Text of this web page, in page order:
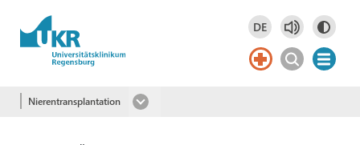
Springe zum Hauptinhalt DE
Deutsch
DE
Nierentransplantation